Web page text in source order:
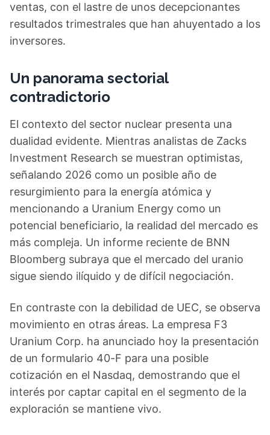
ventas, con el lastre de unos decepcionantes
resultados trimestrales que han ahuyentado a los
inversores.
Un panorama sectorial
contradictorio
El contexto del sector nuclear presenta una
dualidad evidente. Mientras analistas de Zacks
Investment Research se muestran optimistas,
señalando 2026 como un posible año de
resurgimiento para la energía atómica y
mencionando a Uranium Energy como un
potencial beneficiario, la realidad del mercado es
más compleja. Un informe reciente de BNN
Bloomberg subraya que el mercado del uranio
sigue siendo ilíquido y de difícil negociación.
En contraste con la debilidad de UEC, se observa
movimiento en otras áreas. La empresa F3
Uranium Corp. ha anunciado hoy la presentación
de un formulario 40-F para una posible
cotización en el Nasdaq, demostrando que el
interés por captar capital en el segmento de la
exploración se mantiene vivo.